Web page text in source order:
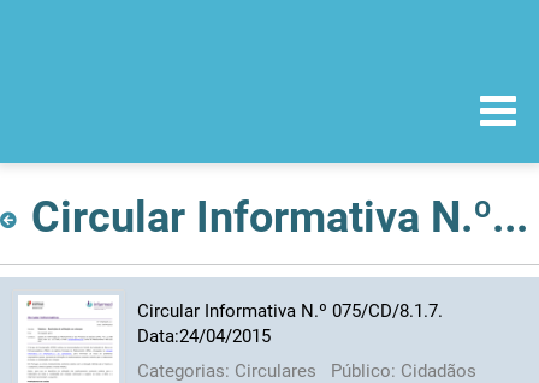
Circular Informativa N.º 075/CD/8.1.7. Data:24/04/2015
Circular Informativa N.º 075/CD/8.1.7.
Data:24/04/2015
Categorias: Circulares Público: Cidadãos